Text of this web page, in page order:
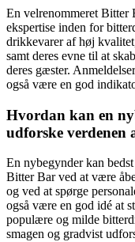
En velrenommeret Bitter
ekspertise inden for
drikkevarer af høj
samt deres evne til at
deres gæster.
også være en god
Hvordan kan en
udforske
En nybegynder kan
Bitter Bar ved at være
og ved at spørge
også være en god idé at
populære og milde
smagen og gradvist